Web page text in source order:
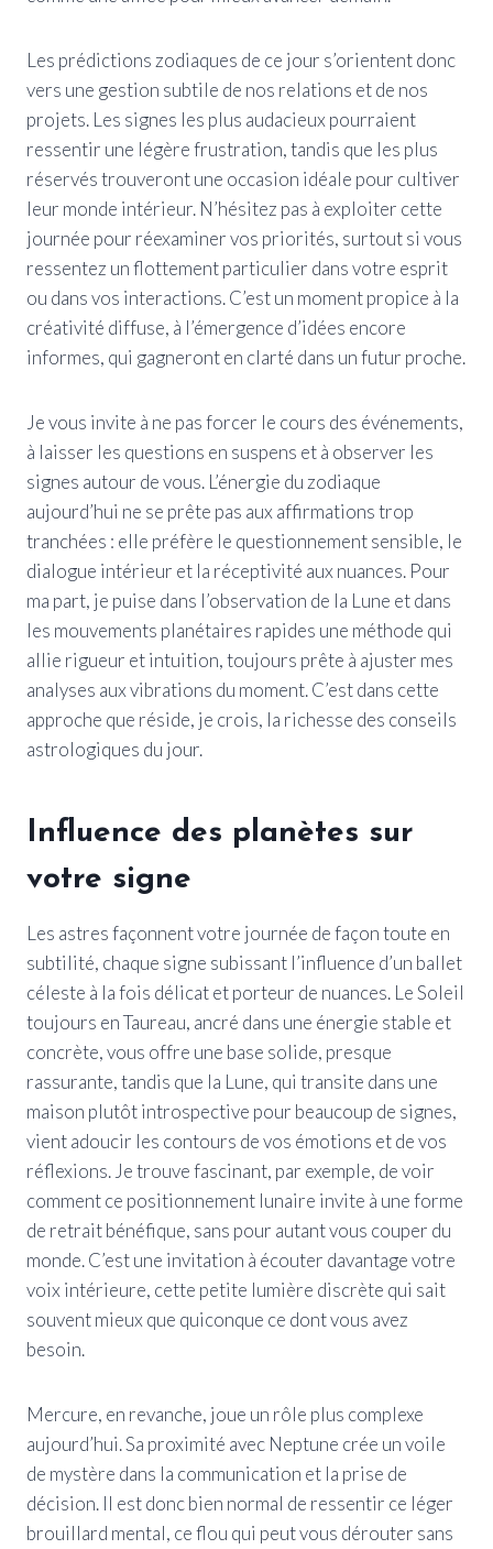
Les prédictions zodiaques de ce jour s’orientent donc
vers une gestion subtile de nos relations et de nos
projets. Les signes les plus audacieux pourraient
ressentir une légère frustration, tandis que les plus
réservés trouveront une occasion idéale pour cultiver
leur monde intérieur. N’hésitez pas à exploiter cette
journée pour réexaminer vos priorités, surtout si vous
ressentez un flottement particulier dans votre esprit
ou dans vos interactions. C’est un moment propice à la
créativité diffuse, à l’émergence d’idées encore
informes, qui gagneront en clarté dans un futur proche.
Je vous invite à ne pas forcer le cours des événements,
à laisser les questions en suspens et à observer les
signes autour de vous. L’énergie du zodiaque
aujourd’hui ne se prête pas aux affirmations trop
tranchées : elle préfère le questionnement sensible, le
dialogue intérieur et la réceptivité aux nuances. Pour
ma part, je puise dans l’observation de la Lune et dans
les mouvements planétaires rapides une méthode qui
allie rigueur et intuition, toujours prête à ajuster mes
analyses aux vibrations du moment. C’est dans cette
approche que réside, je crois, la richesse des conseils
astrologiques du jour.
Influence des planètes sur
votre signe
Les astres façonnent votre journée de façon toute en
subtilité, chaque signe subissant l’influence d’un ballet
céleste à la fois délicat et porteur de nuances. Le Soleil
toujours en Taureau, ancré dans une énergie stable et
concrète, vous offre une base solide, presque
rassurante, tandis que la Lune, qui transite dans une
maison plutôt introspective pour beaucoup de signes,
vient adoucir les contours de vos émotions et de vos
réflexions. Je trouve fascinant, par exemple, de voir
comment ce positionnement lunaire invite à une forme
de retrait bénéfique, sans pour autant vous couper du
monde. C’est une invitation à écouter davantage votre
voix intérieure, cette petite lumière discrète qui sait
souvent mieux que quiconque ce dont vous avez
besoin.
Mercure, en revanche, joue un rôle plus complexe
aujourd’hui. Sa proximité avec Neptune crée un voile
de mystère dans la communication et la prise de
décision. Il est donc bien normal de ressentir ce léger
brouillard mental, ce flou qui peut vous dérouter sans